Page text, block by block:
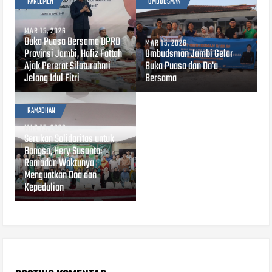
MAR 15, 2026
Buka Puasa Bersama DPRD
Provinsi Jambi, Hafiz Fattah
Ajak Pererat Silaturahmi
Jelang Idul Fitri
MAR 15, 2026
Ombudsman Jambi Gelar
Buka Puasa dan Do'a
Bersama
RAMADHAN
MAR 15, 2026
Serukan Solidaritas untuk
Bangsa, Hery Susanto:
Ramadan Waktunya
Menguatkan Doa dan
Kepedulian